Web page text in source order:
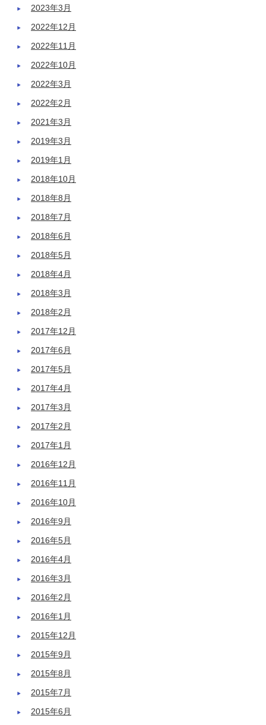
2023年3月
2022年12月
2022年11月
2022年10月
2022年3月
2022年2月
2021年3月
2019年3月
2019年1月
2018年10月
2018年8月
2018年7月
2018年6月
2018年5月
2018年4月
2018年3月
2018年2月
2017年12月
2017年6月
2017年5月
2017年4月
2017年3月
2017年2月
2017年1月
2016年12月
2016年11月
2016年10月
2016年9月
2016年5月
2016年4月
2016年3月
2016年2月
2016年1月
2015年12月
2015年9月
2015年8月
2015年7月
2015年6月